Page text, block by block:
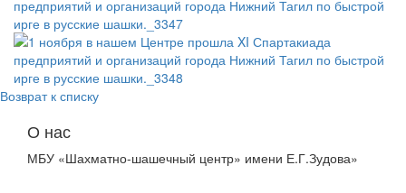
Возврат к списку
О нас
МБУ «Шахматно-шашечный центр» имени Е.Г.Зудова»